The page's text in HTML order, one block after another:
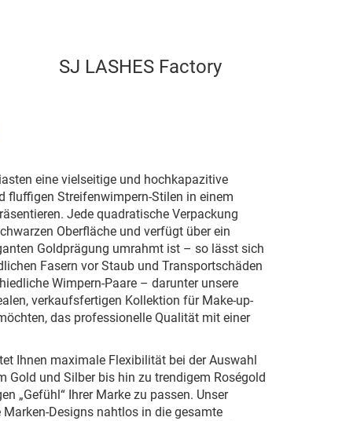
SJ LASHES Factory
eine vielseitige und hochkapazitive
fluffigen Streifenwimpern-Stilen in einem
Jede quadratische Verpackung
Oberfläche und verfügt über ein
Goldprägung umrahmt ist – so lässt sich
Fasern vor Staub und Transportschäden
Wimpern-Paare – darunter unsere
verkaufsfertigen Kollektion für Make-up-
das professionelle Qualität mit einer
Ihnen maximale Flexibilität bei der Auswahl
Gold und Silber bis hin zu trendigem Roségold
„Gefühl“ Ihrer Marke zu passen. Unser
Designs nahtlos in die gesamte